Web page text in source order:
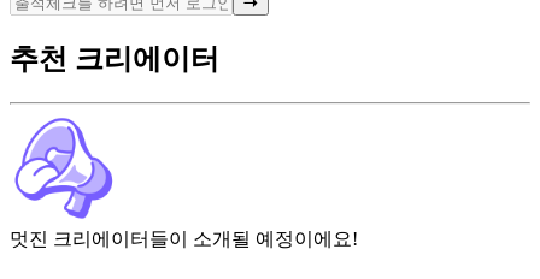
추천 크리에이터
멋진 크리에이터들이 소개될 예정이에요!